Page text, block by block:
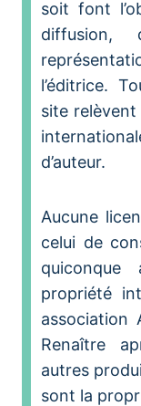
soit font
l’éditrice.
site
d’auteur.
Aucune
celui de
propriété
association
Renaître
autres
sont la